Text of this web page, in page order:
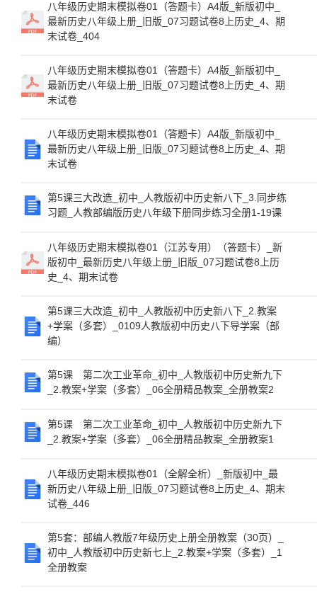
八年级历史期末模拟卷01（答题卡）A4版_新版初中_
最新历史八年级上册_旧版_07习题试卷8上历史_4、期
末试卷_404
八年级历史期末模拟卷01（答题卡）A4版_新版初中_
最新历史八年级上册_旧版_07习题试卷8上历史_4、期
末试卷
八年级历史期末模拟卷01（答题卡）A4版_新版初中_
最新历史八年级上册_旧版_07习题试卷8上历史_4、期
末试卷
第5课三大改造_初中_人教版初中历史新八下_3.同步练
习题_人教部编版历史八年级下册同步练习全册1-19课
八年级历史期末模拟卷01（江苏专用）（答题卡）_新
版初中_最新历史八年级上册_旧版_07习题试卷8上历
史_4、期末试卷
第5课三大改造_初中_人教版初中历史新八下_2.教案
+学案（多套）_0109人教版初中历史八下导学案（部
编）
第5课 第二次工业革命_初中_人教版初中历史新九下
_2.教案+学案（多套）_06全册精品教案_全册教案2
第5课 第二次工业革命_初中_人教版初中历史新九下
_2.教案+学案（多套）_06全册精品教案_全册教案1
八年级历史期末模拟卷01（全解全析）_新版初中_最
新历史八年级上册_旧版_07习题试卷8上历史_4、期末
试卷_446
第5套：部编人教版7年级历史上册全册教案（30页）_
初中_人教版初中历史新七上_2.教案+学案（多套）_1
全册教案